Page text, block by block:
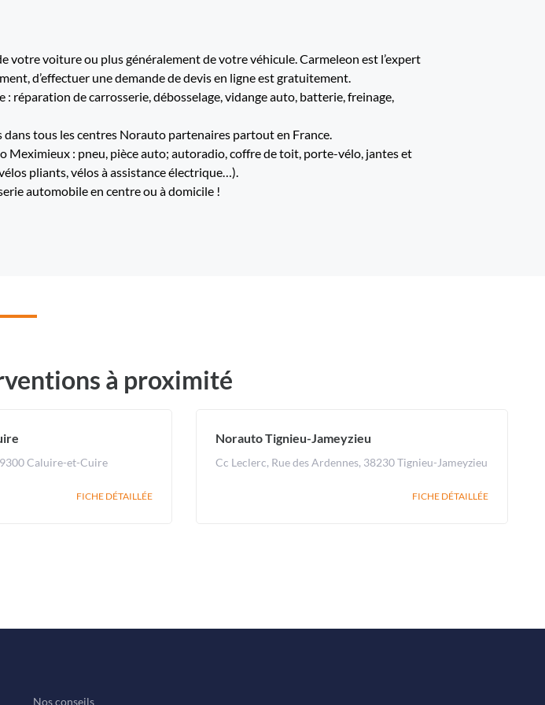
voiture ou plus généralement de votre véhicule. Carmeleon est l’expert
d’effectuer une demande de devis en ligne est gratuitement.
réparation de carrosserie, débosselage, vidange auto, batterie, freinage,
tous les centres Norauto partenaires partout en France.
Meximieux : pneu, pièce auto; autoradio, coffre de toit, porte-vélo, jantes et
pliants, vélos à assistance électrique…).
automobile en centre ou à domicile !
à proximité
Caluire-et-Cuire
FICHE DÉTAILLÉE
Norauto Tignieu-Jameyzieu
Cc Leclerc, Rue des Ardennes, 38230 Tignieu-Jameyzieu
FICHE DÉTAILLÉE
Nos conseils